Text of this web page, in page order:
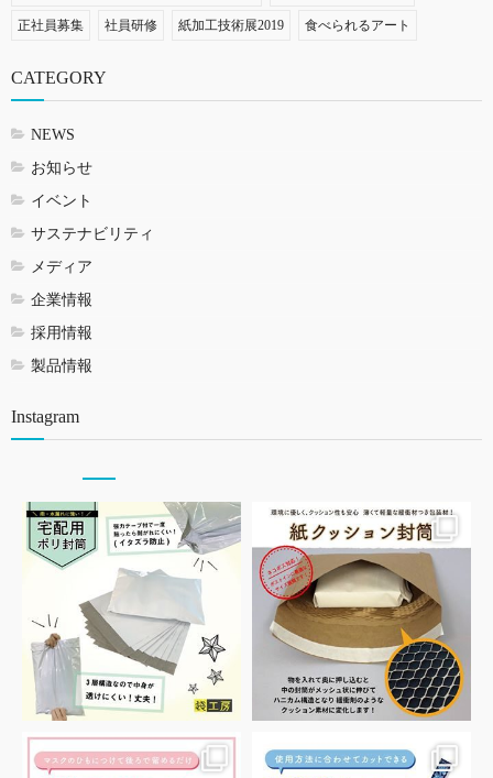
正社員募集 社員研修 紙加工技術展2019 食べられるアート
CATEGORY
NEWS
お知らせ
イベント
サステナビリティ
メディア
企業情報
採用情報
製品情報
Instagram